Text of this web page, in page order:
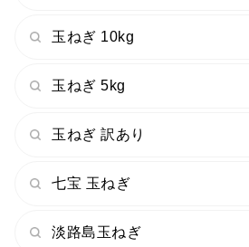
玉ねぎ 10kg
玉ねぎ 5kg
玉ねぎ 訳あり
七宝 玉ねぎ
淡路島玉ねぎ